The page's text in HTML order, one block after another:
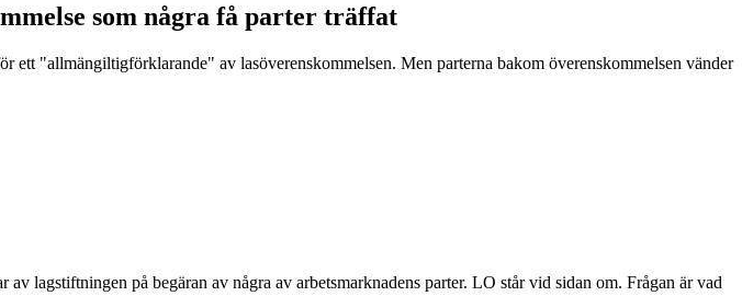
som några få parter träffat
"allmängiltigförklarande" av lasöverenskommelsen. Men parterna bakom överenskommelsen vänder
lagstiftningen på begäran av några av arbetsmarknadens parter. LO står vid sidan om. Frågan är vad